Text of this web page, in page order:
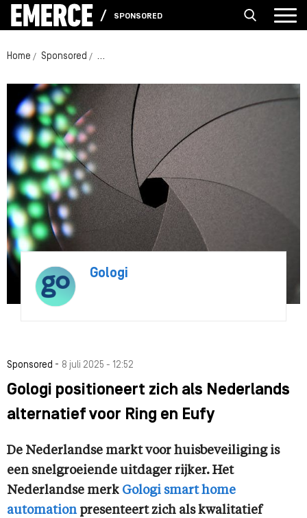
SPONSORED
Home Sponsored Gologi positioneert zich als Nederlands
Gologi
Sponsored - 8 juli 2025 - 12:52
Gologi positioneert zich als Nederlands
alternatief voor Ring en Eufy
De Nederlandse markt voor huisbeveiliging is
een snelgroeiende uitdager rijker. Het
Nederlandse merk Gologi smart home
automationpresenteert zich als kwalitatief